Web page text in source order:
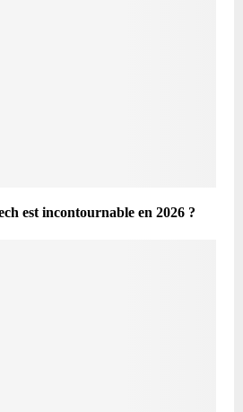
est incontournable en 2026 ?